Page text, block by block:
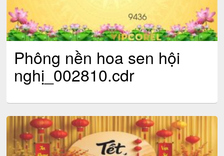
Phông nền hoa sen hội
nghị_002810.cdr